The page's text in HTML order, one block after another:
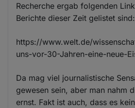
Recherche ergab folgenden
Berichte dieser Zeit gelistet sind:
https://www.welt.de/
uns-vor-30-Jahren-eine-neue-
Da mag viel journalistische
gewesen sein, aber man nahm
ernst. Fakt ist auch, dass es